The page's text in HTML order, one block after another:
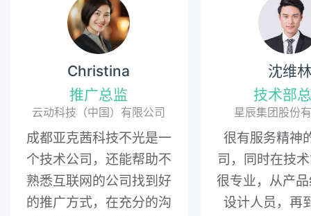
Christina
推广总监
云动科技（中国）有限公司
成都亚克茜科技不光是一
个技术公司，还能帮助不
熟悉互联网的公司找到好
的推广方式，在充分的沟
沈维林
技术部
星辰集团股份
很有服务精神
司，同时在技
很专业，从产
设计人员，再